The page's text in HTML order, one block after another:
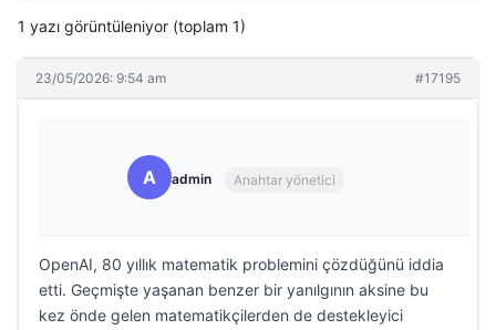
1 yazı görüntüleniyor (toplam 1)
23/05/2026: 9:54 am #17195
A admin Anahtar yönetici
OpenAI, 80 yıllık matematik problemini çözdüğünü iddia
etti. Geçmişte yaşanan benzer bir yanılgının aksine bu
kez önde gelen matematikçilerden de destekleyici